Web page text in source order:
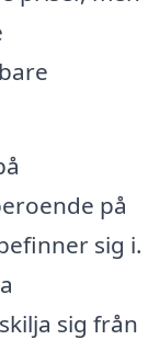
på
sig i.
sig från